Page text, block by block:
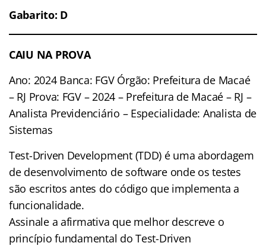
Gabarito: D
CAIU NA PROVA
Ano: 2024 Banca: FGV Órgão: Prefeitura de Macaé
– RJ Prova: FGV – 2024 – Prefeitura de Macaé – RJ –
Analista Previdenciário – Especialidade: Analista de
Sistemas
Test-Driven Development (TDD) é uma abordagem
de desenvolvimento de software onde os testes
são escritos antes do código que implementa a
funcionalidade.
Assinale a afirmativa que melhor descreve o
princípio fundamental do Test-Driven